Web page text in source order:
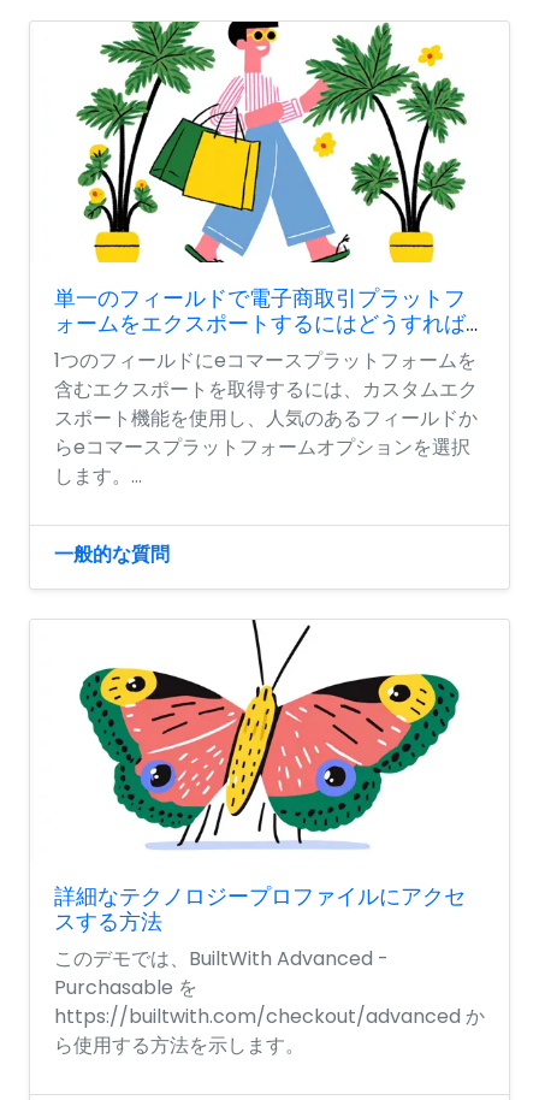
単一のフィールドで電子商取引プラットフ
ォームをエクスポートするにはどうすれば
よいですか?
1つのフィールドにeコマースプラットフォームを
含むエクスポートを取得するには、カスタムエク
スポート機能を使用し、人気のあるフィールドか
らeコマースプラットフォームオプションを選択
します。...
一般的な質問
詳細なテクノロジープロファイルにアクセ
スする方法
このデモでは、BuiltWith Advanced -
Purchasable を
https://builtwith.com/checkout/advanced か
ら使用する方法を示します。